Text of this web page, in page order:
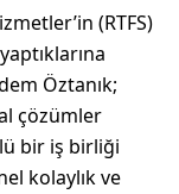
(RTFS)
Öztanık;
çözümler
bir iş birliği
kolaylık ve